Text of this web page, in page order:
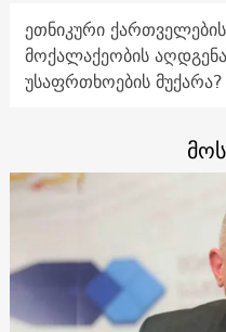
ეთნიკური
მოქალაქეობის
უსაფრთხოების მუქარა?